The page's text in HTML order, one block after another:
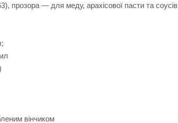
прозора — для меду, арахісової пасти та соусів
вінчиком